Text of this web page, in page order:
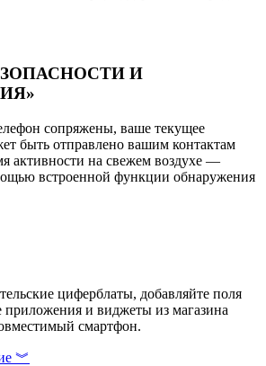
И
сопряжены, ваше текущее
быть отправлено вашим контактам
активности на свежем воздухе —
встроенной функции обнаружения
циферблаты, добавляйте поля
приложения и виджеты из магазина
смартфон.
︾